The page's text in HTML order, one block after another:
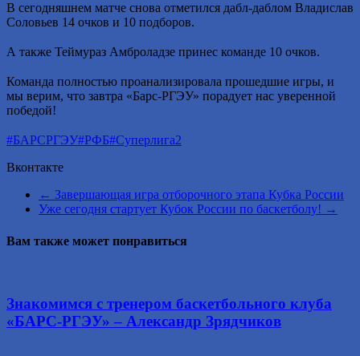
В сегодняшнем матче снова отметился дабл-даблом Владислав
Соловьев 14 очков и 10 подборов.
А также Теймураз Амброладзе принес команде 10 очков.
Команда полностью проанализировала прошедшие игры, и
мы верим, что завтра «Барс-РГЭУ» порадует нас уверенной
победой!
#БАРСРГЭУ#РФБ#Суперлига2
Вконтакте
← Завершающая игра отборочного этапа Кубка России
Уже сегодня стартует Кубок России по баскетболу! →
Вам также может понравиться
Знакомимся с тренером баскетбольного клуба
«БАРС-РГЭУ» – Александр Зрядчиков